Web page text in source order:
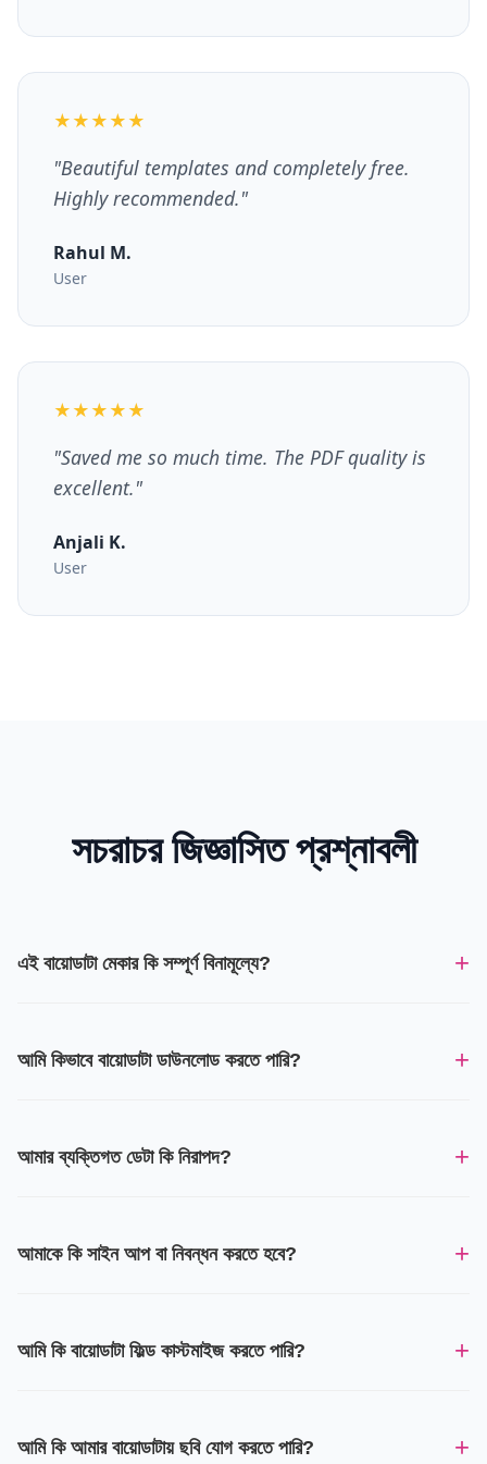
★★★★★
"Beautiful templates and completely free.
Highly recommended."
Rahul M.
User
★★★★★
"Saved me so much time. The PDF quality is
excellent."
Anjali K.
User
সচরাচর জিজ্ঞাসিত প্রশ্নাবলী
এই বায়োডাটা মেকার কি সম্পূর্ণ বিনামূল্যে? +
আমি কিভাবে বায়োডাটা ডাউনলোড করতে পারি? +
আমার ব্যক্তিগত ডেটা কি নিরাপদ? +
আমাকে কি সাইন আপ বা নিবন্ধন করতে হবে? +
আমি কি বায়োডাটা ফিল্ড কাস্টমাইজ করতে পারি? +
আমি কি আমার বায়োডাটায় ছবি যোগ করতে পারি? +